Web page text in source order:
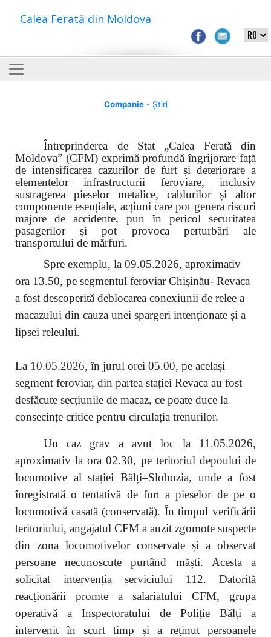
Calea Ferată din Moldova
Companie- Știri
Întreprinderea de Stat „Calea Ferată din
Moldova” (CFM) exprimă profundă îngrijorare față
de intensificarea cazurilor de furt și deteriorare a
elementelor infrastructurii feroviare, inclusiv
sustragerea pieselor metalice, cablurilor și altor
componente esențiale, acțiuni care pot genera riscuri
majore de accidente, pun în pericol securitatea
pasagerilor și pot provoca perturbări ale
transportului de mărfuri.
Spre exemplu, la 09.05.2026, aproximativ
ora 13.50, pe segmentul feroviar Chișinău- Revaca
a fost descoperită deblocarea conexiunii de relee a
macazului din cauza unei spargeri intenționate și a
lipsei releului.
La 10.05.2026, în jurul orei 05.00, pe același
segment feroviar, din partea stației Revaca au fost
desfăcute secțiunile de macaz, ce poate duce la
consecințe critice pentru circulația trenurilor.
Un caz grav a avut loc la 11.05.2026,
aproximativ la ora 02.30, pe teritoriul depoului de
locomotive al stației Bălți–Slobozia, unde a fost
înregistrată o tentativă de furt a pieselor de pe o
locomotivă casată (conservată). În timpul verificării
teritoriului, angajatul CFM a auzit zgomote suspecte
din zona locomotivelor conservate și a observat
persoane necunoscute purtând măști. Acesta a
solicitat intervenția serviciului 112. Datorită
reacționării promte a salariatului CFM, grupa
operativă a Inspectoratului de Poliție Bălți a
intervenit în scurt timp și a reținut persoanele